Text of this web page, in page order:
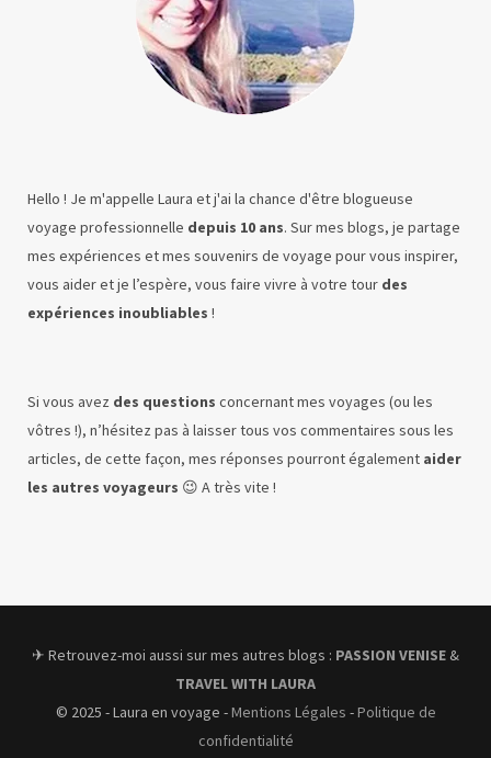
Hello ! Je m'appelle Laura et j'ai la chance d'être blogueuse
voyage professionnelle depuis 10 ans. Sur mes blogs, je partage
mes expériences et mes souvenirs de voyage pour vous inspirer,
vous aider et je l’espère, vous faire vivre à votre tour des
expériences inoubliables !
Si vous avez des questions concernant mes voyages (ou les
vôtres !), n’hésitez pas à laisser tous vos commentaires sous les
articles, de cette façon, mes réponses pourront également aider
les autres voyageurs 😉 A très vite !
✈︎ Retrouvez-moi aussi sur mes autres blogs : PASSION VENISE &
TRAVEL WITH LAURA
© 2025 - Laura en voyage -Mentions Légales -Politique de
confidentialité